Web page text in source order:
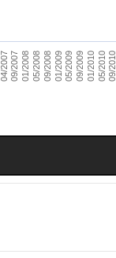
04/200709/200701/200805/200809/200801/200905/200909/200901/201005/201009/